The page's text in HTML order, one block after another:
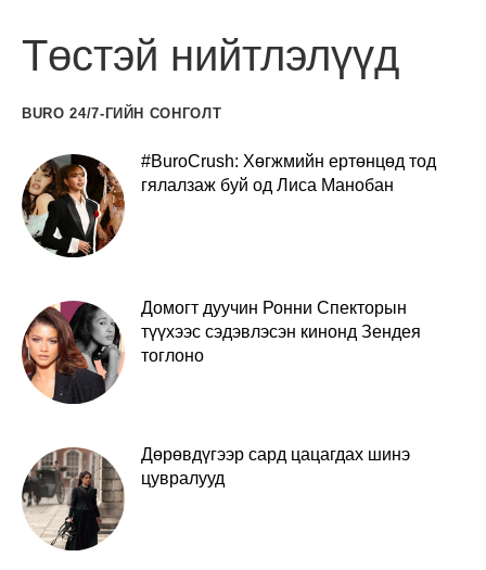
Төстэй нийтлэлүүд
BURO 24/7-ГИЙН СОНГОЛТ
#BuroCrush: Хөгжмийн ертөнцөд тод
гялалзаж буй од Лиса Манобан
Домогт дуучин Ронни Спекторын
түүхээс сэдэвлэсэн кинонд Зендея
тоглоно
Дөрөвдүгээр сард цацагдах шинэ
цувралууд